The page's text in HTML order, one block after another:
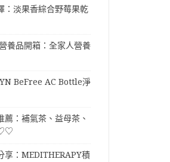
淡果香綜合野莓果乾
養品開箱：全家人營養
BeFree AC Bottle淨
：補氣茶、益母茶、
♡♡
：MEDITHERAPY積